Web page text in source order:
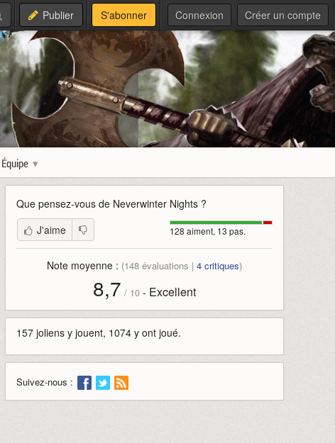
Publier S'abonner Connexion Créer un compte
Équipe
Que pensez-vous de Neverwinter Nights?
128 aiment, 13 pas.
J'aime
Note moyenne : (148évaluations | 4critiques)
8,7 / 10- Excellent
157 joliens y jouent, 1074 y ont joué.
Suivez-nous :